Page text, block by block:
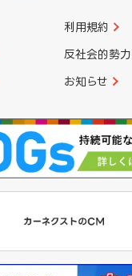
利用規約
反社会的勢
お知らせ